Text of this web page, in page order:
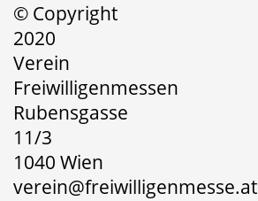
© Copyright
2020
Verein
Freiwilligenmessen
Rubensgasse
11/3
1040 Wien
verein@freiwilligenmesse.at